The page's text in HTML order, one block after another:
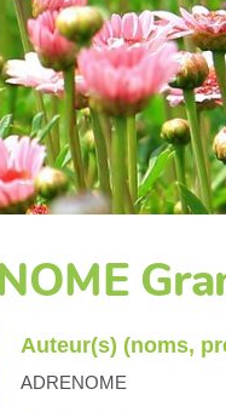
Auteur(s) (noms,
ADRENOME